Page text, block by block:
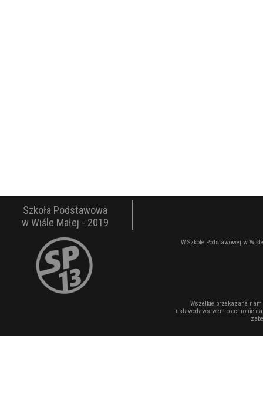
W Szkole Podstawowej w
Wszelkie przekazane
ustawodawstwem o ochronie
Szkoła Podstawowa
w Wiśle Małej - 2019